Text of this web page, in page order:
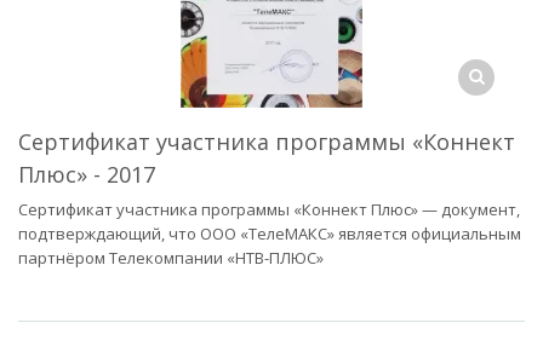
Сертификат участника программы «Коннект
Плюс» - 2017
Сертификат участника программы «Коннект Плюс» — документ,
подтверждающий, что ООО «ТелеМАКС» является официальным
партнёром Телекомпании «НТВ-ПЛЮС»